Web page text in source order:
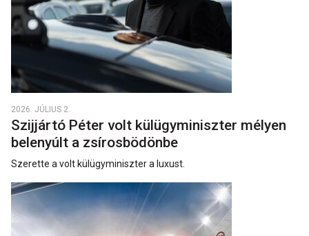
2026. JÚLIUS 2.
Szijjártó Péter volt külügyminiszter mélyen
belenyúlt a zsírosbödönbe
Szerette a volt külügyminiszter a luxust.